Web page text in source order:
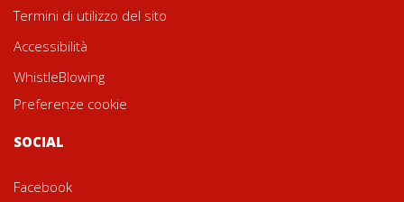
Termini di utilizzo del sito
Accessibilità
WhistleBlowing
Preferenze cookie
SOCIAL
Facebook